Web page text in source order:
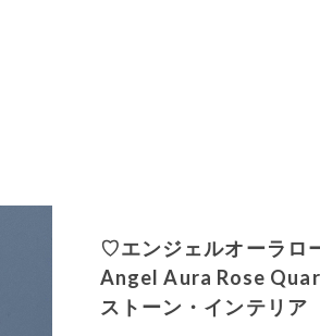
♡エンジェルオーラロ
Angel Aura Rose
ストーン・インテリア